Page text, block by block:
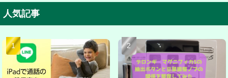
人気記事